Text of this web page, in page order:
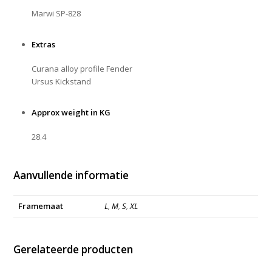
Marwi SP-828
Extras
Curana alloy profile Fender
Ursus Kickstand
Approx weight in KG
28.4
Aanvullende informatie
Framemaat L,M,S,XL
Gerelateerde producten